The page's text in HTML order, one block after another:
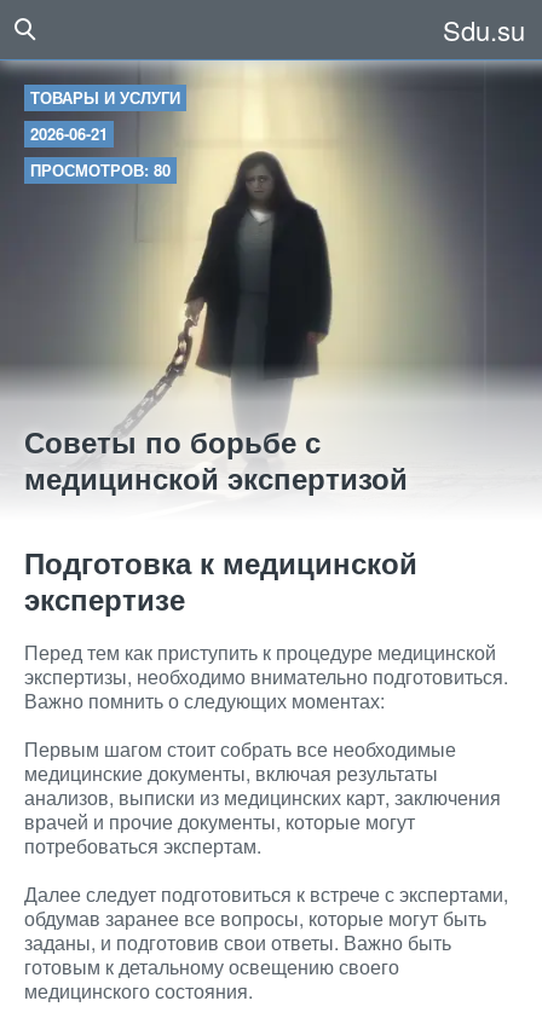
Sdu.su
ТОВАРЫ И УСЛУГИ
2026-06-21
ПРОСМОТРОВ: 80
Советы по борьбе с
медицинской экспертизой
Подготовка к медицинской
экспертизе
Перед тем как приступить к процедуре медицинской
экспертизы, необходимо внимательно подготовиться.
Важно помнить о следующих моментах:
Первым шагом стоит собрать все необходимые
медицинские документы, включая результаты
анализов, выписки из медицинских карт, заключения
врачей и прочие документы, которые могут
потребоваться экспертам.
Далее следует подготовиться к встрече с экспертами,
обдумав заранее все вопросы, которые могут быть
заданы, и подготовив свои ответы. Важно быть
готовым к детальному освещению своего
медицинского состояния.